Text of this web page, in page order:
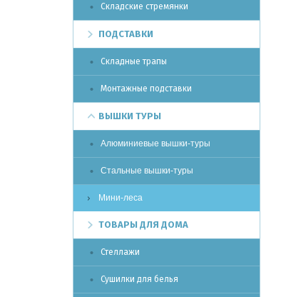
Складские стремянки
ПОДСТАВКИ
Складные трапы
Монтажные подставки
ВЫШКИ ТУРЫ
Алюминиевые вышки-туры
Стальные вышки-туры
Мини-леса
ТОВАРЫ ДЛЯ ДОМА
Стеллажи
Сушилки для белья